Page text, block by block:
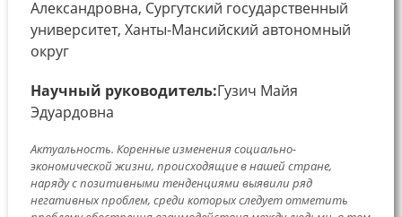
Александровна, Сургутский государственный
университет, Ханты-Мансийский автономный
округ
Научный руководитель:Гузич Майя
Эдуардовна
Актуальность. Коренные изменения социально-
экономической жизни, происходящие в нашей стране,
наряду с позитивными тенденциями выявили ряд
негативных проблем, среди которых следует отметить